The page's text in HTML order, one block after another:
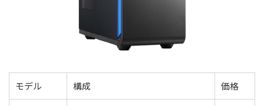
モデル 構成 価格